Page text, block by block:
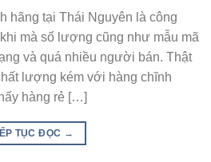
hãng tại Thái Nguyên là công
mà số lượng cũng như mẫu mã
và quá nhiều người bán. Thật
lượng kém với hàng chĩnh
hàng rẻ […]
TỤC ĐỌC →